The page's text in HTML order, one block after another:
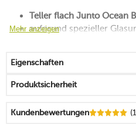
Teller flach Junto Ocean
aufgrund spezieller
Junto Porzellanteile
beabsichtigt
die asymmetrische Form
Mehr anzeigen
Eigenschaften
Produktsicherheit
Kundenbewertungen